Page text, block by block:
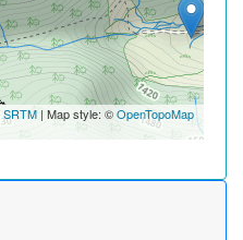
SRTM | Map style: ©OpenTopoMap